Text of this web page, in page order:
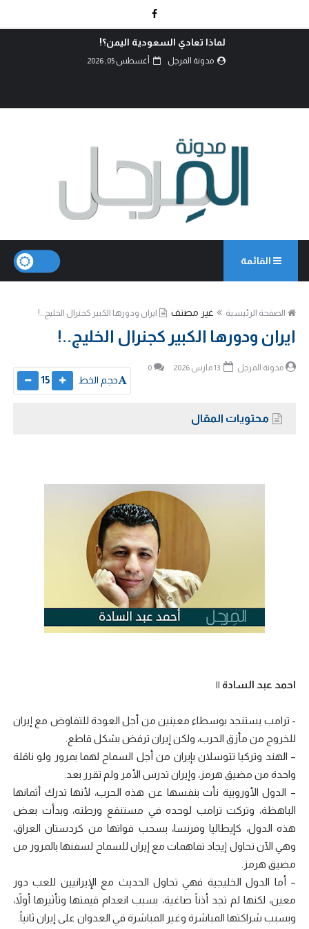
لماذا تعادي السعودية اليمن؟!
مدونة المرجل أغسطس 05, 2026
القائمة
الصفحة الرئيسية غير مصنف ايران ودورها الكبير كجنرال الخليج..!
ايران ودورها الكبير كجنرال الخليج..!
مدونة المرجل 0
حجم الخط 15
محتويات المقال
احمد عبد السادة ||
‏- ترامب يستنجد بوسطاء معينين من أجل العودة للتفاوض مع إيران
للخروج من مأزق الحرب، ولكن إيران ترفض بشكل قاطع.
– الهند وتركيا تتوسلان بإيران من أجل السماح لهما بمرور ولو ناقلة
واحدة من مضيق هرمز، وإيران تدرس الأمر ولم تقرر بعد.
– الدول الأوروبية نأت بنفسها عن هذه الحرب، لأنها تدرك أثمانها
الباهظة، وتركت ترامب لوحده في مستنقع ورطته، وبدأت بعض
هذه الدول، كإيطاليا وفرنسا، بسحب قواتها من كردستان العراق،
وهي الآن تحاول إيجاد تفاهمات مع إيران للسماح لسفنها بالمرور من
مضيق هرمز.
– أما الدول الخليجية فهي تحاول الحديث مع الإيرانيين للعب دور
معين، لكنها لم تجد أذناً صاغية، بسبب انعدام قيمتها وتأثيرها أولاً،
وبسبب شراكتها المباشرة وغير المباشرة في العدوان على إيران ثانياً.